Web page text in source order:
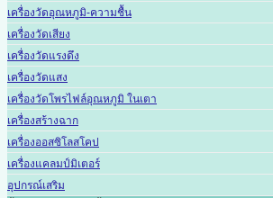
เครื่องวัดอุณหภูมิ-ความชื้น
เครื่องวัดเสียง
เครื่องวัดแรงดึง
เครื่องวัดแสง
เครื่องวัดโพรไฟล์อุณหภูมิ ในเตา
เครื่องสร้างฉาก
เครื่องออสซิโลสโคป
เครื่องแคลมป์มิเตอร์
อุปกรณ์เสริม